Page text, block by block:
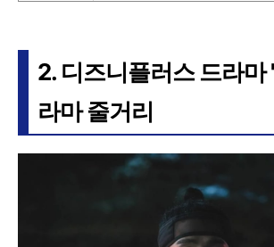
2. 디즈니플러스 드라마
라마 줄거리